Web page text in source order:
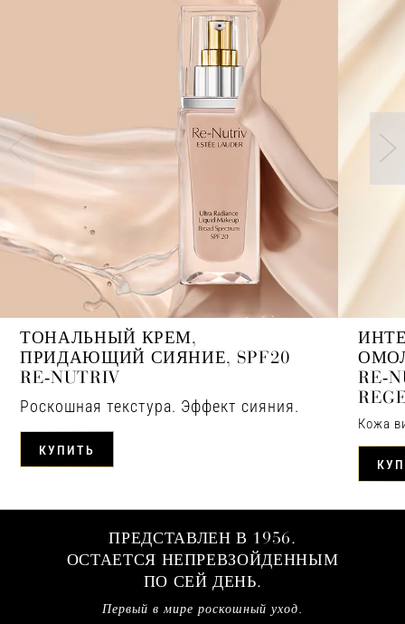
ТОНАЛЬНЫЙ КРЕМ,
ПРИДАЮЩИЙ СИЯНИЕ, SPF20
RE‑NUTRIV
Роскошная текстура. Эффект сияния.
КУПИТЬ
Кожа
ПРЕДСТАВЛЕН В 1956.
ОСТАЕТСЯ НЕПРЕВЗОЙДЕННЫМ
ПО СЕЙ ДЕНЬ.
Первый в мире роскошный уход.